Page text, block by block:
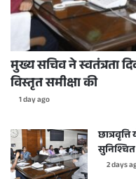
मुख्य सचिव ने स्वतंत्रता
विस्तृत समीक्षा की
1 day ago
2 days